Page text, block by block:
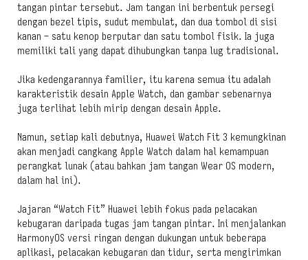
tangan pintar tersebut. Jam tangan ini berbentuk persegi
dengan bezel tipis, sudut membulat, dan dua tombol di sisi
kanan – satu kenop berputar dan satu tombol fisik. Ia juga
memiliki tali yang dapat dihubungkan tanpa lug tradisional.
Jika kedengarannya familier, itu karena semua itu adalah
karakteristik desain Apple Watch, dan gambar sebenarnya
juga terlihat lebih mirip dengan desain Apple.
Namun, setiap kali debutnya, Huawei Watch Fit 3 kemungkinan
akan menjadi cangkang Apple Watch dalam hal kemampuan
perangkat lunak (atau bahkan jam tangan Wear OS modern,
dalam hal ini).
Jajaran “Watch Fit” Huawei lebih fokus pada pelacakan
kebugaran daripada tugas jam tangan pintar. Ini menjalankan
HarmonyOS versi ringan dengan dukungan untuk beberapa
aplikasi, pelacakan kebugaran dan tidur, serta mengirimkan